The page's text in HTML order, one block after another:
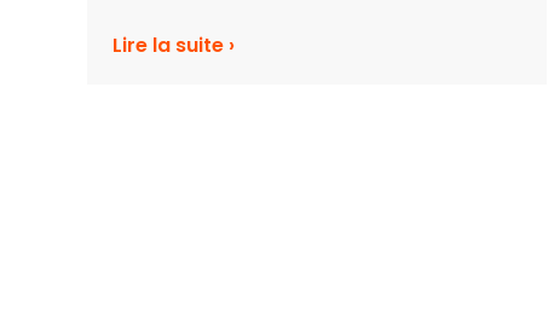
Lire la suite ›
d’accompagnement destiné aux